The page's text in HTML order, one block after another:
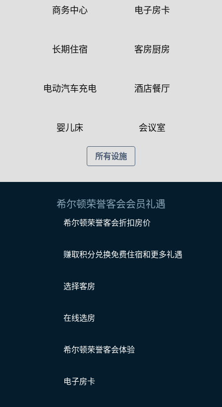
商务中心 电子房卡
长期住宿 客房厨房
电动汽车充电 酒店餐厅
婴儿床 会议室
所有设施
希尔顿荣誉客会会员礼遇
希尔顿荣誉客会折扣房价
赚取积分兑换免费住宿和更多礼遇
选择客房
在线选房
希尔顿荣誉客会体验
电子房卡